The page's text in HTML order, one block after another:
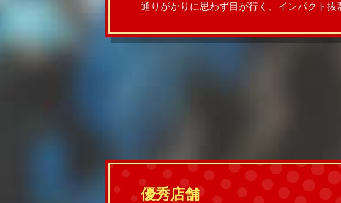
通りがかりに思わず目が行く、インパクト抜
優秀店舗